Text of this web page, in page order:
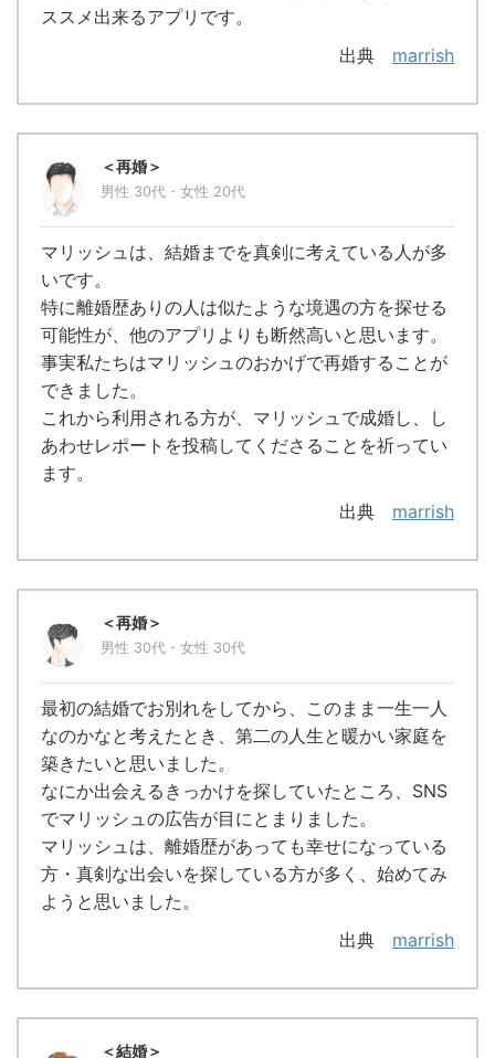
ススメ出来るアプリです。
出典 marrish
＜再婚＞
男性 30代・女性 20代
マリッシュは、結婚までを真剣に考えている人が多
いです。
特に離婚歴ありの人は似たような境遇の方を探せる
可能性が、他のアプリよりも断然高いと思います。
事実私たちはマリッシュのおかげで再婚することが
できました。
これから利用される方が、マリッシュで成婚し、し
あわせレポートを投稿してくださることを祈ってい
ます。
出典 marrish
＜再婚＞
男性 30代・女性 30代
最初の結婚でお別れをしてから、このまま一生一人
なのかなと考えたとき、第二の人生と暖かい家庭を
築きたいと思いました。
なにか出会えるきっかけを探していたところ、SNS
でマリッシュの広告が目にとまりました。
マリッシュは、離婚歴があっても幸せになっている
方・真剣な出会いを探している方が多く、始めてみ
ようと思いました。
出典 marrish
＜結婚＞